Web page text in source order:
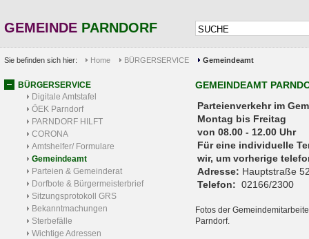
GEMEINDE PARNDORF
Sie befinden sich hier: Home BÜRGERSERVICE Gemeindeamt
BÜRGERSERVICE
Digitale Amtstafel
ÖEK Parndorf
PARNDORF HILFT
CORONA
Amtshelfer/ Formulare
Gemeindeamt
Parteien & Gemeinderat
Dorfbote & Bürgermeisterbrief
Sitzungsprotokoll GRS
Bekanntmachungen
Sterbefälle
Wichtige Adressen
GEMEINDEAMT
Parteienverkehr
Montag bis Freitag
von 08.00 - 12.00 Uhr
Für eine individuelle
wir, um vorherige
Adresse: Hauptstraße
Telefon: 02166/2300
Fotos der
Parndorf.